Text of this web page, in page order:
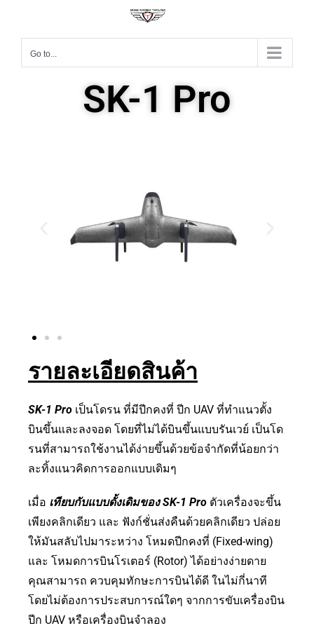
Go to...
SK-1 Pro
รายละเอียดสินค้า
SK-1 Pro เป็นโดรน ที่มีปีกคงที่ ปีก UAV ที่ทำแนวตั้ง
บินขึ้นและลงจอด โดยที่ไม่ได้บินขึ้นแบบรันเวย์ เป็นโด
รนที่สามารถใช้งานได้ง่ายขึ้นด้วยข้อจำกัดที่น้อยกว่า
ละทิ้งแนวคิดการออกแบบเดิมๆ
เมื่อ เทียบกับแบบดั้งเดิมของ SK-1 Pro ตัวเครื่องจะขึ้น
เพียงคลิกเดียว และ ฟังก์ชั่นส่งคืนด้วยคลิกเดียว ปล่อย
ให้มันสลับไปมาระหว่าง โหมดปีกคงที่ (Fixed-wing)
และ โหมดการบินโรเตอร์ (Rotor) ได้อย่างง่ายดาย
คุณสามารถ ควบคุมทักษะการบินได้ดี ในไม่กี่นาที
โดยไม่ต้องการประสบการณ์ใดๆ จากการขับเครื่องบิน
ปีก UAV หรือเครื่องบินจำลอง